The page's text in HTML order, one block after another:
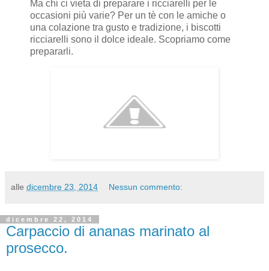
Ma chi ci vieta di preparare i ricciarelli per le
occasioni più varie? Per un tè con le amiche o
una colazione tra gusto e tradizione, i biscotti
ricciarelli sono il dolce ideale. Scopriamo come
prepararli.
alle dicembre 23, 2014 Nessun commento:
dicembre 22, 2014
Carpaccio di ananas marinato al
prosecco.